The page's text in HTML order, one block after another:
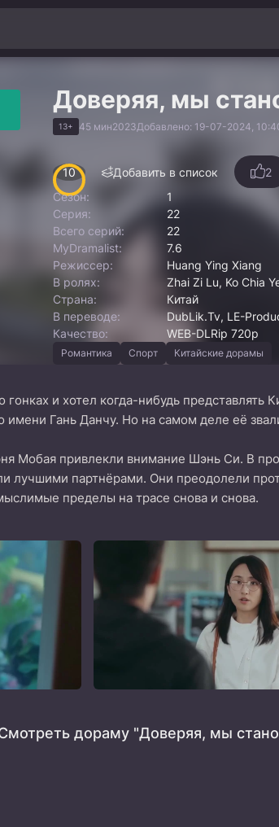
Доверяя, мы
13+ 45 мин2023Добавлено: 19-07-2024,
10 Добавить в список 2
Сезон:
1
Серия:
22
Всего серий:
22
MyDramalist:
7.6
Режиссер:
Huang Ying Xiang
В ролях:
Zhai Zi Lu, Ko Chia
Страна:
Китай
В переводе:
DubLik.Tv, LE-
Качество:
WEB-DLRip 720p
Романтика Спорт Китайские дорамы
гонках и хотел когда-нибудь
имени Гань Данчу. Но на самом деле её
Мобая привлекли внимание Шэнь Си. В
лучшими партнёрами. Они преодолели
пределы на трасе снова и снова.
дораму "Доверяя, мы